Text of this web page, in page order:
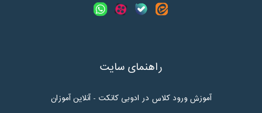
راهنمای سایت
آموزش ورود کلاس در ادوبی کانکت - آنلاین آموزان